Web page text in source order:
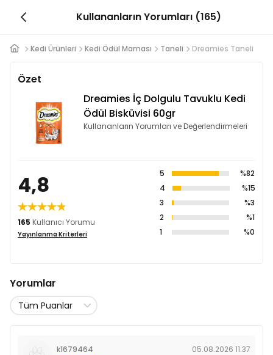
Kullananların Yorumları (165)
Kedi Ürünleri Kedi Ödül Maması Taneli Dreamies Taneli
Özet
Dreamies İç Dolgulu Tavuklu Kedi
Ödül Bisküvisi 60gr
Kullananların Yorumları ve Değerlendirmeleri
4,8
165 Kullanıcı Yorumu
Yayınlanma Kriterleri
5
%82
4
%15
3
%3
2
%1
1
%0
Yorumlar
k1679464
05.08.2026 11:37